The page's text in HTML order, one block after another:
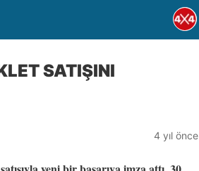
SATIŞINI
4 yıl önce